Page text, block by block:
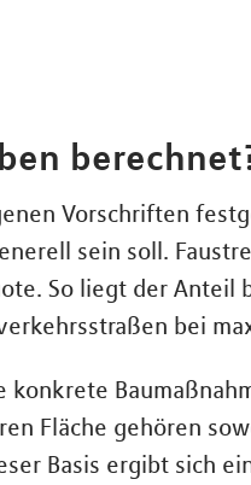
Vorschriften
sein soll.
So liegt der Anteil
bei
konkrete
Fläche gehören
Basis ergibt sich